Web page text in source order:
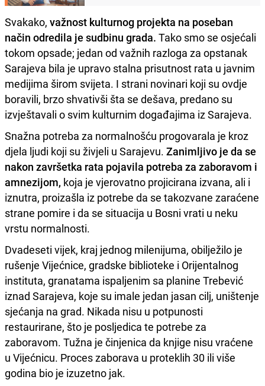
Svakako, važnost kulturnog projekta na poseban
način odredila je sudbinu grada. Tako smo se osjećali
tokom opsade; jedan od važnih razloga za opstanak
Sarajeva bila je upravo stalna prisutnost rata u javnim
medijima širom svijeta. I strani novinari koji su ovdje
boravili, brzo shvativši šta se dešava, predano su
izvještavali o svim kulturnim događajima iz Sarajeva.
Snažna potreba za normalnošću progovarala je kroz
djela ljudi koji su živjeli u Sarajevu. Zanimljivo je da se
nakon završetka rata pojavila potreba za zaboravom i
amnezijom, koja je vjerovatno projicirana izvana, ali i
iznutra, proizašla iz potrebe da se takozvane zaraćene
strane pomire i da se situacija u Bosni vrati u neku
vrstu normalnosti.
Dvadeseti vijek, kraj jednog milenijuma, obilježilo je
rušenje Vijećnice, gradske biblioteke i Orijentalnog
instituta, granatama ispaljenim sa planine Trebević
iznad Sarajeva, koje su imale jedan jasan cilj, uništenje
sjećanja na grad. Nikada nisu u potpunosti
restaurirane, što je posljedica te potrebe za
zaboravom. Tužna je činjenica da knjige nisu vraćene
u Vijećnicu. Proces zaborava u proteklih 30 ili više
godina bio je izuzetno jak.